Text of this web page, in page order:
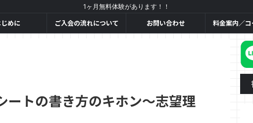
1ヶ月無料体験があります！！
めに ご入会の流れについて お問い合わせ 料金案内／
ートの書き方のキホン～志望理